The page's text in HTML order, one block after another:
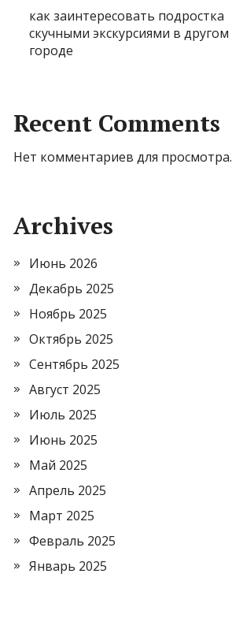
как заинтересовать подростка
скучными экскурсиями в другом
городе
Recent Comments
Нет комментариев для просмотра.
Archives
Июнь 2026
Декабрь 2025
Ноябрь 2025
Октябрь 2025
Сентябрь 2025
Август 2025
Июль 2025
Июнь 2025
Май 2025
Апрель 2025
Март 2025
Февраль 2025
Январь 2025